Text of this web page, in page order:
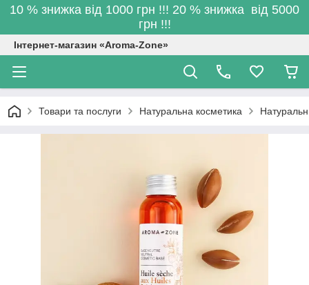
10 % знижка від 1000 грн !!! 20 % знижка від 5000
грн !!!
Інтернет-магазин «Aroma-Zone»
Товари та послуги Натуральна косметика